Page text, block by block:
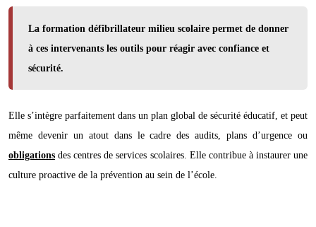
La formation défibrillateur milieu scolaire permet de donner
à ces intervenants les outils pour réagir avec confiance et
sécurité.
Elle s’intègre parfaitement dans un plan global de sécurité éducatif, et peut
même devenir un atout dans le cadre des audits, plans d’urgence ou
obligations des centres de services scolaires. Elle contribue à instaurer une
culture proactive de la prévention au sein de l’école.